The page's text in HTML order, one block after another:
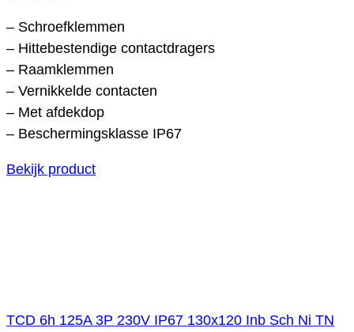
– Schroefklemmen
– Hittebestendige contactdragers
– Raamklemmen
– Vernikkelde contacten
– Met afdekdop
– Beschermingsklasse IP67
Bekijk product
TCD 6h 125A 3P 230V IP67 130x120 Inb Sch Ni TN